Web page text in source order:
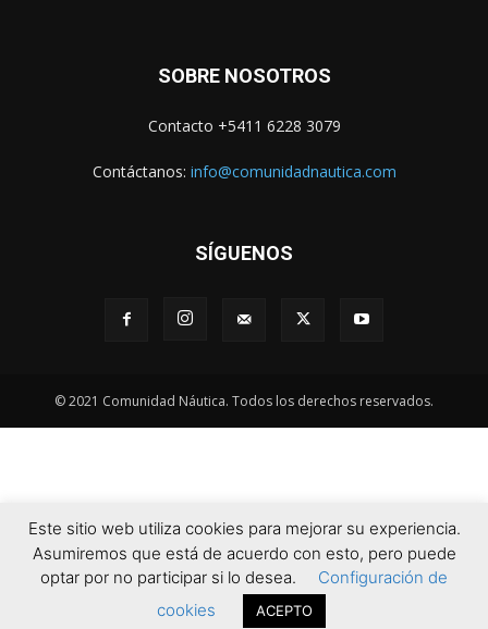
SOBRE NOSOTROS
Contacto +5411 6228 3079
Contáctanos: info@comunidadnautica.com
SÍGUENOS
© 2021 Comunidad Náutica. Todos los derechos reservados.
Este sitio web utiliza cookies para mejorar su experiencia.
Asumiremos que está de acuerdo con esto, pero puede
optar por no participar si lo desea.
Configuración de
cookies
ACEPTO